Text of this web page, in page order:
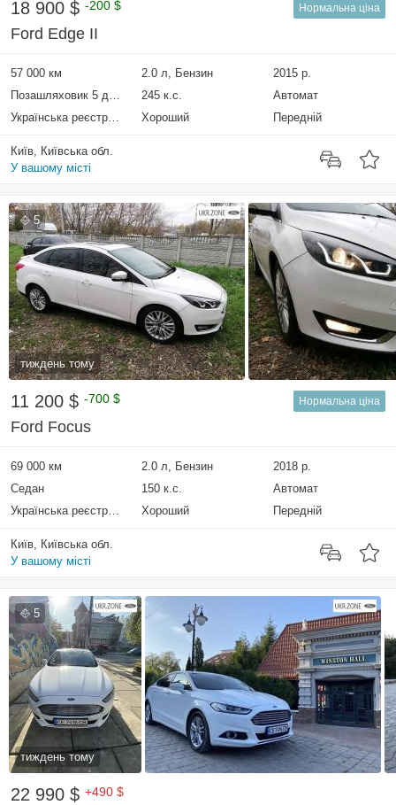
18 900 $ -200 $ Нормальна ціна
Ford Edge II
57 000 км 2.0 л, Бензин
2015 р.
Позашляховик 5 дверей
245 к.с.
Автомат
Українська реєстрація
Хороший Передній
Київ, Київська обл.
У вашому місті
5
тиждень тому
11 200 $ -700 $ Нормальна ціна
Ford Focus
69 000 км 2.0 л, Бензин
2018 р.
Седан
150 к.с.
Автомат
Українська реєстрація
Хороший Передній
Київ, Київська обл.
У вашому місті
5
тиждень тому
22 990 $ +490 $